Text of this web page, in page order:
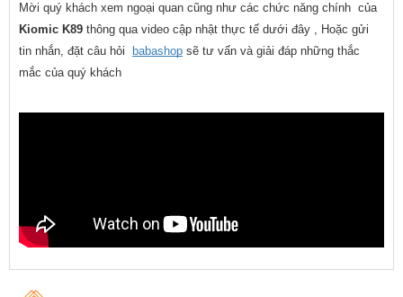
Mời quý khách xem ngoại quan cũng như các chức năng chính  của
Kiomic K89 thông qua video cập nhật thực tế dưới đây , Hoặc gửi
tin nhắn, đặt câu hỏi
babashop sẽ tư vấn và giải đáp những thắc
mắc của quý khách